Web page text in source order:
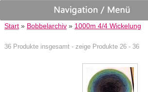
Start» Bobbelarchiv» 1000m 4/4 Wickelung
36 Produkte insgesamt - zeige Produkte 26 - 36